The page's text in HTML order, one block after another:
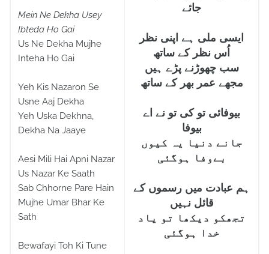
Mein Ne Dekha Usey
Ibteda Ho Gai
Us Ne Dekha Mujhe
Inteha Ho Gai
Yeh Kis Nazaron Se
Usne Aaj Dekha
Yeh Uska Dekhna,
Dekha Na Jaaye
Aesi Mili Hai Apni Nazar
Us Nazar Ke Saath
Sab Chhorne Pare Hain
Mujhe Umar Bhar Ke
Sath
Bewafayi Toh Ki Tune
جائے
ایسی ملی ہے اپنی نظر
اُس نظر کے ساتھ
سب چھوڑنے پڑے ہیں
مجھے عمر بھر کے ساتھ
بیوفائی تو کی تو نے اے
بیوفا
جانے دنیا یہ کیوں
بےوفا ہوگئی
ہم عبادت میں رسموں کے
قائل نہیں
تجھکو دیکھا تو یاد
خدا ہوگئی